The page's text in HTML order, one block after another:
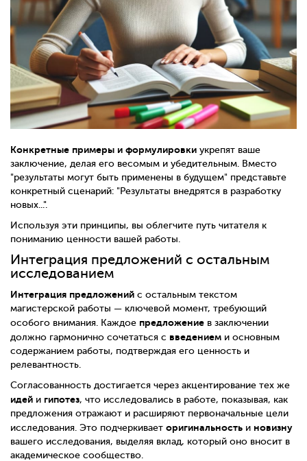
Конкретные примеры и формулировки укрепят ваше
заключение, делая его весомым и убедительным. Вместо
"результаты могут быть применены в будущем" представьте
конкретный сценарий: "Результаты внедрятся в разработку
новых...".
Используя эти принципы, вы облегчите путь читателя к
пониманию ценности вашей работы.
Интеграция предложений с остальным
исследованием
Интеграция предложений с остальным текстом
магистерской работы — ключевой момент, требующий
особого внимания. Каждое предложение в заключении
должно гармонично сочетаться с введением и основным
содержанием работы, подтверждая его ценность и
релевантность.
Согласованность достигается через акцентирование тех же
идей и гипотез, что исследовались в работе, показывая, как
предложения отражают и расширяют первоначальные цели
исследования. Это подчеркивает оригинальность и новизну
вашего исследования, выделяя вклад, который оно вносит в
академическое сообщество.